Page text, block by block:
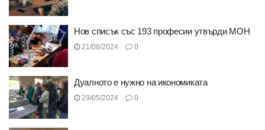
Нов списък със 193 професии утвърди МОН
21/08/2024 0
Дуалното е нужно на икономиката
29/05/2024 0